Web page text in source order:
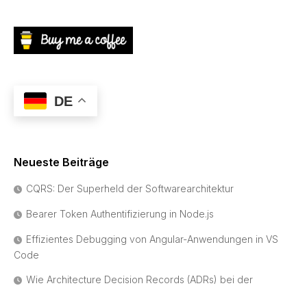
DE
Neueste Beiträge
CQRS: Der Superheld der Softwarearchitektur
Bearer Token Authentifizierung in Node.js
Effizientes Debugging von Angular-Anwendungen in VS
Code
Wie Architecture Decision Records (ADRs) bei der